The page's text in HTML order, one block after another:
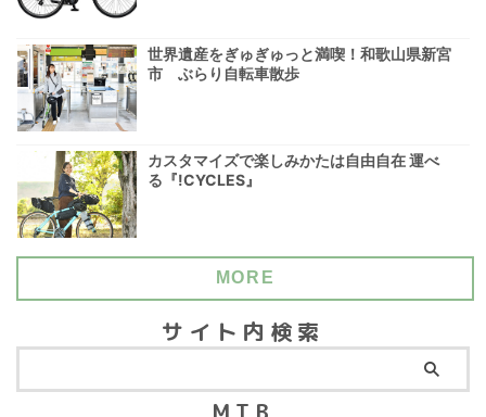
世界遺産をぎゅぎゅっと満喫！和歌山県新宮
市 ぶらり自転車散歩
カスタマイズで楽しみかたは自由自在 運べ
る『!CYCLES』
MORE
サイト内検索